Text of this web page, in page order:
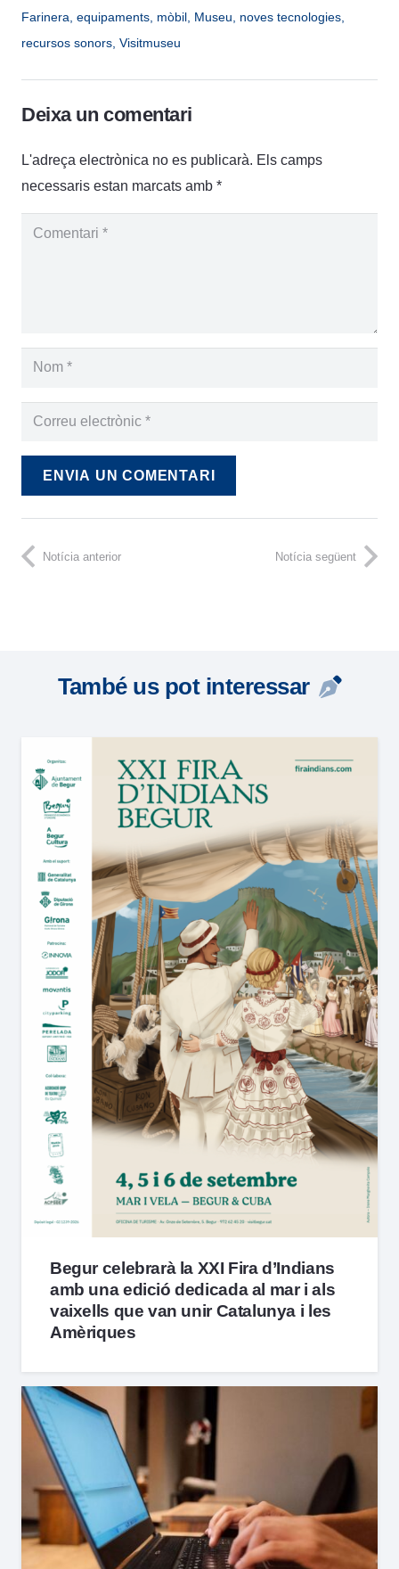
Farinera equipaments mòbil Museu noves tecnologies
recursos sonors Visitmuseu
Deixa un comentari
L'adreça electrònica no es publicarà. Els camps
necessaris estan marcats amb *
ENVIA UN COMENTARI
Notícia anterior Notícia següent
També us pot interessar
Begur celebrarà la XXI Fira d’Indians
amb una edició dedicada al mar i als
vaixells que van unir Catalunya i les
Amèriques